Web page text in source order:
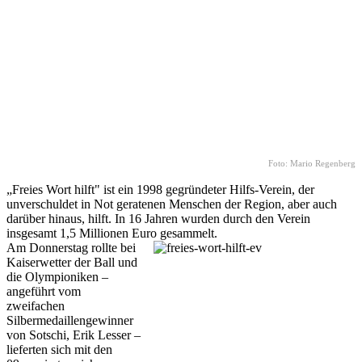
Foto: Mario Regenberg
„Freies Wort hilft" ist ein 1998 gegründeter Hilfs-Verein, der
unverschuldet in Not geratenen Menschen der Region, aber auch
darüber hinaus, hilft. In 16 Jahren wurden durch den Verein
insgesamt 1,5 Millionen Euro gesammelt.
Am Donnerstag rollte bei
Kaiserwetter der Ball und
die Olympioniken –
angeführt vom
zweifachen
Silbermedaillengewinner
von Sotschi, Erik Lesser –
lieferten sich mit den